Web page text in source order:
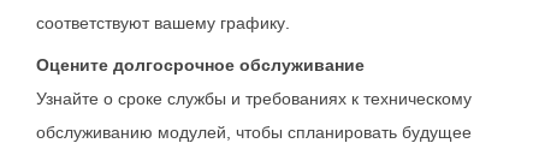
соответствуют вашему графику.
Оцените долгосрочное обслуживание
Узнайте о сроке службы и требованиях к техническому
обслуживанию модулей, чтобы спланировать будущее